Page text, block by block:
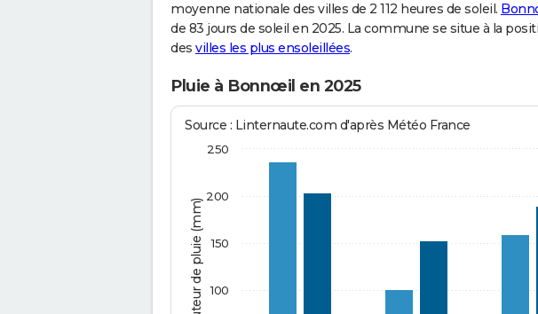
moyenne nationale des villes de 2 112 heures de soleil.
de 83 jours de soleil en 2025. La commune se situe à la
des villes les plus ensoleillées.
Pluie à Bonnœil en 2025
Hauteur de pluie (mm)
Source : Linternaute.com d'après Météo France
100
150
200
250